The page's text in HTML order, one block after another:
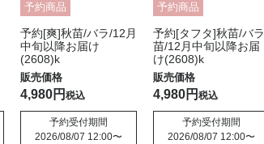
予約商品
予約[爽]秋苗/バラ/12月
中旬以降お届け
(2608)k
4,980 税込
予約受付期間
2026/08/07 12:00〜
予約商品
予約[タフタ]秋苗/バラ
苗/12月中旬以降お届
け(2608)k
4,980 税込
予約受付期間
2026/08/07 12:00〜